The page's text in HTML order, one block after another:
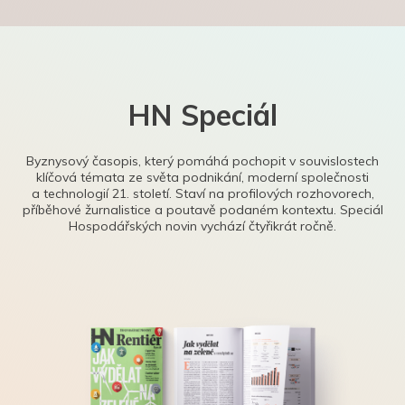
HN Speciál
Byznysový časopis, který pomáhá pochopit v souvislostech
klíčová témata ze světa podnikání, moderní společnosti
a technologií 21. století. Staví na profilových rozhovorech,
příběhové žurnalistice a poutavě podaném kontextu. Speciál
Hospodářských novin vychází čtyřikrát ročně.